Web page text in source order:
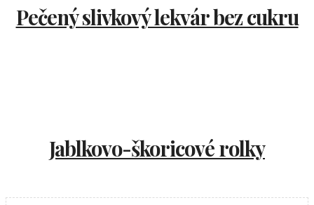
Pečený slivkový lekvár bez cukru
Jablkovo-škoricové rolky